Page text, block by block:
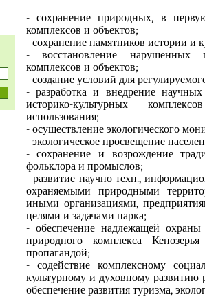
- сохранение природных, в
комплексов и объектов;
- сохранение памятников истории и
- восстановление нарушенных
комплексов и объектов;
- создание условий для
- разработка и внедрение
историко-культурных
использования;
- осуществление экологического
- экологическое просвещение
- сохранение и возрождение
фольклора и промыслов;
- развитие научно-техн.,
охраняемыми природными
иными организациями,
целями и задачами парка;
- обеспечение надлежащей охраны
природного комплекса
пропагандой;
- содействие комплексному
культурному и духовному развитию
обеспечение развития туризма,